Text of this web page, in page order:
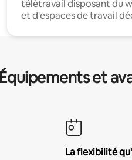
télétravail disposant du
et d'espaces de travail
Équipements et
La flexibilité